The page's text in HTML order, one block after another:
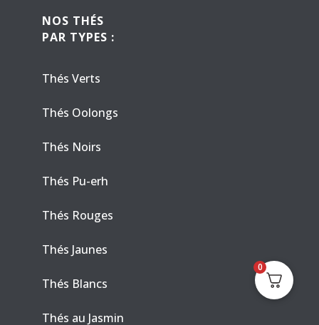
NOS THÉS
PAR TYPES :
Thés Verts
Thés Oolongs
Thés Noirs
Thés Pu-erh
Thés Rouges
Thés Jaunes
Thés Blancs
Thés au Jasmin
0